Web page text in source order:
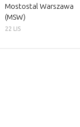
Mostostal Warszawa
(MSW)
22 LIS